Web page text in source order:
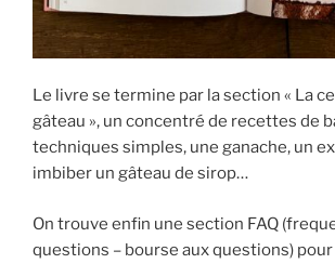
Le livre se termine par la section « La
gâteau », un concentré de recettes de
techniques simples, une ganache, un
imbiber un gâteau de sirop…
On trouve enfin une section FAQ
questions – bourse aux questions)